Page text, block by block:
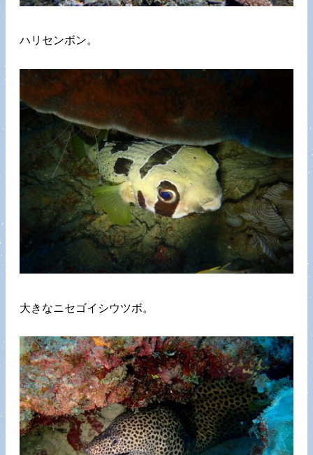
ハリセンボン。
大きなニセゴイシウツボ。